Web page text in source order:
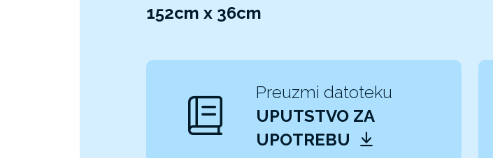
152cm x 36cm
Preuzmi datoteku
UPUTSTVO ZA
UPOTREBU